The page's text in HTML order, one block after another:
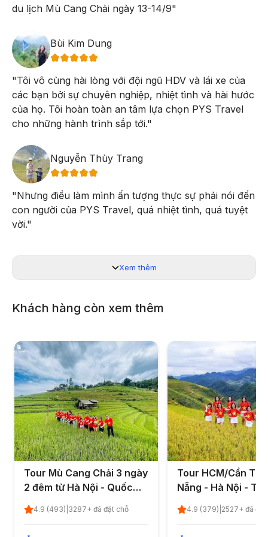
Vào kỳ nghỉ lễ mùng 2/9, Mù Cang Chải chắc chắn sẽ là nơi
thu hút giới trẻ đến tìm kiếm những bức ảnh sống động và hít
thở không khí trong lành của vùng núi Tây Bắc.
Chiều: Quý khách lên xe trở về khách sạn nghỉ ngơi.
Tối:Đến Nghĩa Lộ nhận phòng khách sạn nghỉ ngơi,
du lịch Mù Cang Chải ngày 13-14/9"
Bùi Kim Dung
"Tôi vô cùng hài lòng với đội ngũ HDV và lái xe của
các bạn bởi sự chuyên nghiệp, nhiệt tình và hài hước
của họ. Tôi hoàn toàn an tâm lựa chọn PYS Travel
cho những hành trình sắp tới."
Nguyễn Thùy Trang
"Nhưng điều làm mình ấn tượng thực sự phải nói đến
con người của PYS Travel, quá nhiệt tình, quá tuyệt
vời."
Xem thêm
Khách hàng còn xem thêm
Tour Mù Cang Chải 3 ngày
2 đêm từ Hà Nội - Quốc
4.9 (493) 3287+ đã đặt chỗ
Tour HCM/Cần
Nẵng - Hà Nội -
Điện Biên - Mộc
4.9 (379) 2527+ đã